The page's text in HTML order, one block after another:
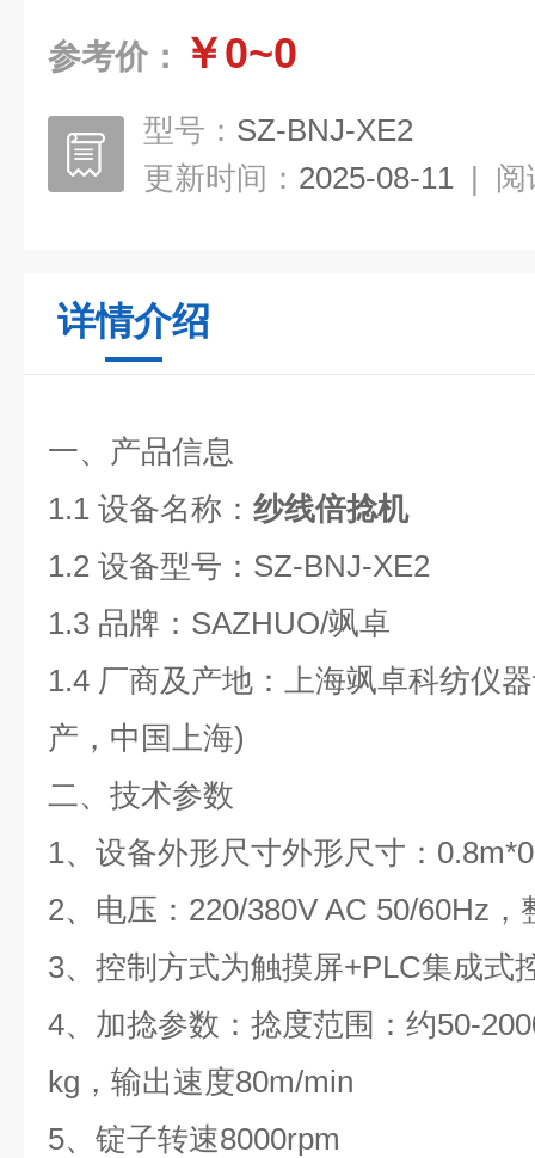
参考价： ￥0~0
型号： SZ-BNJ-XE2
更新时间： 2025-08-11 | 阅
详情介绍
一、产品信息
1.1 设备名称： 纱线倍捻机
1.2 设备型号：SZ-BNJ-XE2
1.3 品牌：SAZHUO/飒卓
1.4 厂商及产地：上海飒卓科纺仪
产，中国上海)
二、技术参数
1、设备外形尺寸外形尺寸：
2、电压：220/380V AC 50/60Hz，
3、控制方式为触摸屏+PLC集成式
4、加捻参数：捻度范围：约50-
kg，输出速度80m/min
5、锭子转速8000rpm